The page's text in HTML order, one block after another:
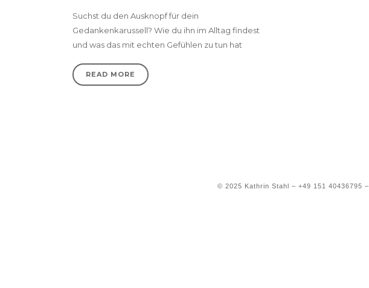
Suchst du den Ausknopf für dein
Gedankenkarussell? Wie du ihn im Alltag findest
und was das mit echten Gefühlen zu tun hat
READ MORE
© 2025 Kathrin Stahl – +49 151 40436795 –